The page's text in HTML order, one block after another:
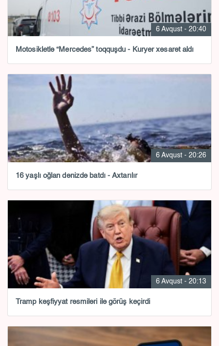
6 Avqust - 20:40
Motosikletlə “Mercedes” toqquşdu - Kuryer xəsarət aldı
6 Avqust - 20:26
16 yaşlı oğlan dənizdə batdı - Axtarılır
6 Avqust - 20:13
Tramp kəşfiyyat rəsmiləri ilə görüş keçirdi